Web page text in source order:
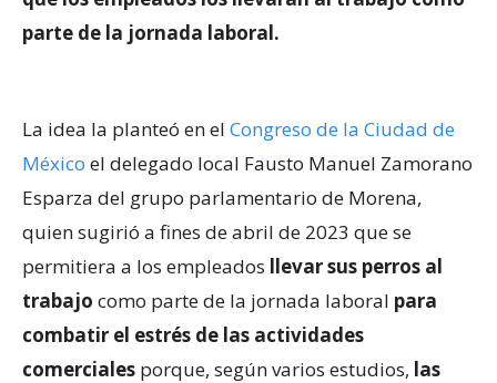
parte de la jornada laboral.
La idea la planteó en el Congreso de la Ciudad de
México el delegado local Fausto Manuel Zamorano
Esparza del grupo parlamentario de Morena,
quien sugirió a fines de abril de 2023 que se
permitiera a los empleados llevar sus perros al
trabajo como parte de la jornada laboral para
combatir el estrés de las actividades
comerciales porque, según varios estudios, las